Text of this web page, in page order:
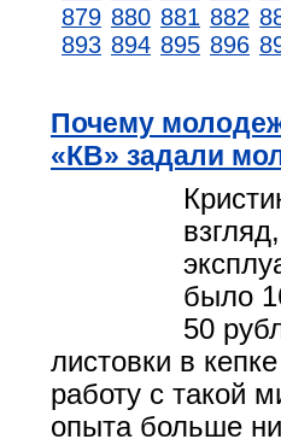
879 880 881 882
893 894 895 896
Почему
«КВ» задали
было
50
листовки в
работу с такой
опыта больше